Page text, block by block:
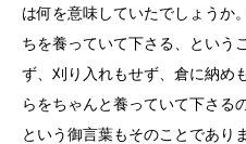
は何を意味していたでしょうか
ちを養っていて下さる、という
ず、刈り入れもせず、倉に納め
らをちゃんと養っていて下さる
という御言葉もそのことであり